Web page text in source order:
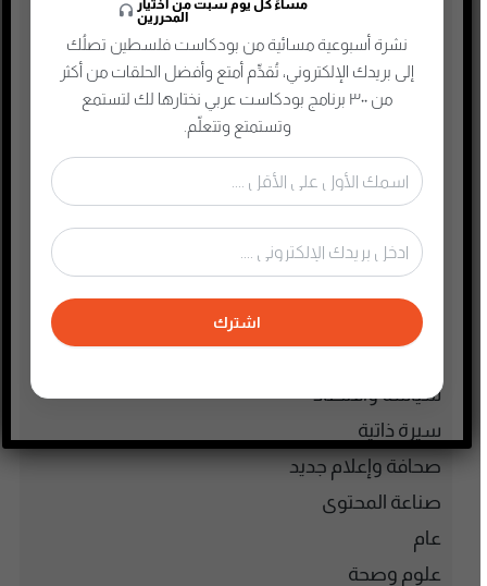
الذكاء الإصطناعي
الطفل والحياة الأسرية
تاريخ فلسطين
تكنولوجيا وتقنية
حقوق وقانون
ريادة الأعمال
سياسة واقتصاد
سيرة ذاتية
صحافة وإعلام جديد
صناعة المحتوى
عام
علوم وصحة
مساءً كل يوم سبت من اختيار
المحررين
نشرة أسبوعية مسائية من بودكاست فلسطين تصلُك
إلى بريدك الإلكتروني، تُقدِّم أمتع وأفضل الحلقات من أكثر
من ٣٠٠ برنامج بودكاست عربي نختارها لك لتستمع
وتستمتع وتتعلّم.
اشترك